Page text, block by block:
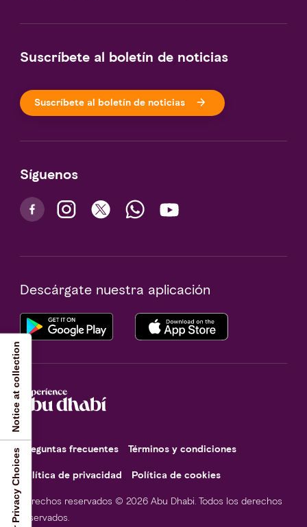
Suscríbete al boletín de noticias
Suscríbete al boletín de noticias
Síguenos
Descárgate nuestra aplicación
Preguntas frecuentes Términos y condiciones
Política de privacidad Política de cookies
Derechos reservados © 2026 Abu Dhabi. Todos los derechos
reservados.
Your Privacy Choices
Notice at collection